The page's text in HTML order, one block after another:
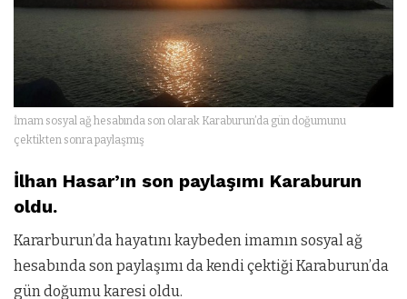
İmam sosyal ağ hesabında son olarak Karaburun’da gün doğumunu
çektikten sonra paylaşmış
İlhan Hasar’ın son paylaşımı Karaburun
oldu.
Kararburun’da hayatını kaybeden imamın sosyal ağ
hesabında son paylaşımı da kendi çektiği Karaburun’da
gün doğumu karesi oldu.